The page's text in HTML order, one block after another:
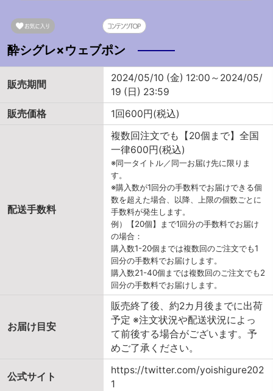
酔シグレ×ウェブポン
販売期間
2024/05/10 (金) 12:00～2024/05/
19 (日) 23:59
販売価格
1回600円(税込)
配送手数料
複数回注文でも【20個まで】全国
一律600円(税込)
※同一タイトル／同一お届け先に限りま
す。
※購入数が1回分の手数料でお届けできる個
数を超えた場合、以降、上限の個数ごとに
手数料が発生します。
例）【20個】まで1回分の手数料でお届け
の場合：
購入数1-20個までは複数回のご注文でも1
回分の手数料でお届けします。
購入数21-40個までは複数回のご注文でも2
回分の手数料でお届けします。
お届け目安
販売終了後、約2カ月後までに出荷
予定 ※注文状況や配送状況によっ
て前後する場合がございます。予
めご了承ください。
公式サイト
https://twitter.com/yoishigure202
1